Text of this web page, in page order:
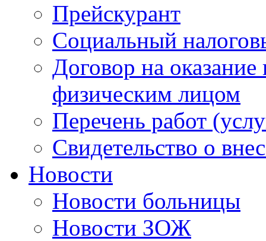
Прейскурант
Социальный
Договор на
физическим лицом
Перечень работ
Свидетельство о
Новости
Новости больницы
Новости ЗОЖ